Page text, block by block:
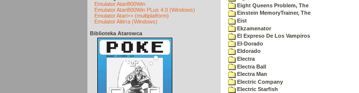
Emulator Atari800Win
Emulator Atari800Win PLus 4.0 (Windows)
Emulator Atari++ (multiplatform)
Emulator Altirra (Windows)
Biblioteka Atarowca
Eight Queens Problem, The
Einstein MemoryTrainer, The
Eist
Ekzamenator
El Expreso De Los Vampiros
El-Dorado
Eldorado
Electra
Electra Ball
Electra Man
Electric Company
Electric Starfish